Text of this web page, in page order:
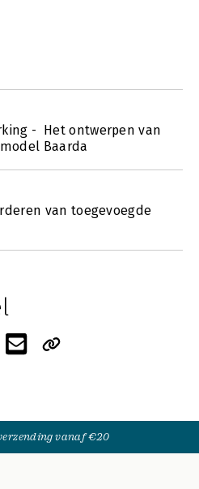
- Het ontwerpen van
Baarda
van toegevoegde
vanaf €20